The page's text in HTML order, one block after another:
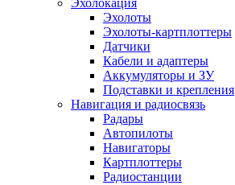
Эхолокация
Эхолоты
Эхолоты-картплоттеры
Датчики
Кабели и адаптеры
Аккумуляторы и ЗУ
Подставки и крепления
Навигация и радиосвязь
Радары
Автопилоты
Навигаторы
Картплоттеры
Радиостанции